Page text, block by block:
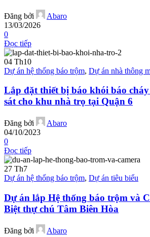
Đăng bởi
Abaro
13/03/2026
0
Đọc tiếp
04 Th10
Dự án hệ thống báo trộm, Dự án nhà thông
Lắp đặt thiết bị báo khói báo
sát cho khu nhà trọ tại Quận 6
Đăng bởi
Abaro
04/10/2023
0
Đọc tiếp
27 Th7
Dự án hệ thống báo trộm, Dự án tiêu biểu
Dự án lắp Hệ thống báo trộm và
Biệt thự chú Tâm Biên Hòa
Đăng bởi
Abaro